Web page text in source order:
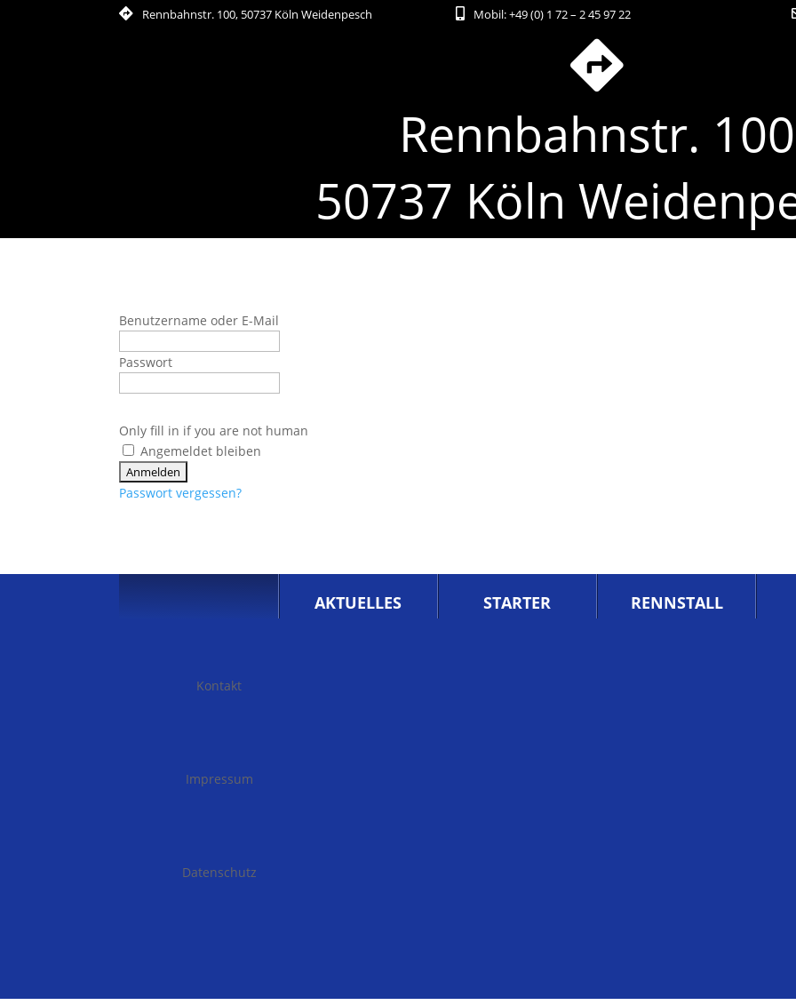
Rennbahnstr. 100, 50737 Köln Weidenpesch Mobil:+49 (0) 1 72 – 2 45 97 22
Rennbahnstr. 100
50737 Köln
Benutzername oder E-Mail
Passwort
Only fill in if you are not human
Angemeldet bleiben
Passwort vergessen?
AKTUELLES STARTER RENNSTALL
Kontakt
Impressum
Datenschutz